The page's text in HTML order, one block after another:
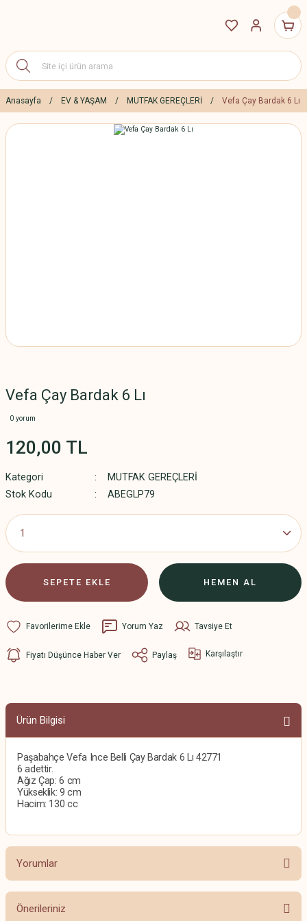
Anasayfa EV & YAŞAM MUTFAK GEREÇLERİ Vefa Çay Bardak 6 Lı
Vefa Çay Bardak 6 Lı
0 yorum
120,00 TL
Kategori
MUTFAK GEREÇLERİ
Stok Kodu
ABEGLP79
SEPETE EKLE HEMEN AL
Yorum Yaz Tavsiye Et
Fiyatı Düşünce Haber Ver Paylaş Karşılaştır
Ürün Bilgisi
Paşabahçe Vefa Ince Belli Çay Bardak 6 Lı 42771
6 adettir.
Ağız Çap: 6 cm
Yükseklik: 9 cm
Hacim: 130 cc
Yorumlar
Önerileriniz